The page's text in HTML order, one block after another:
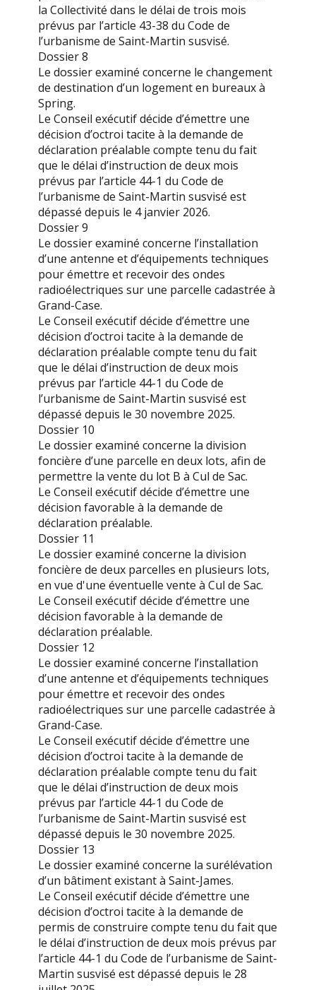
la Collectivité dans le délai de trois mois
prévus par l’article 43-38 du Code de
l’urbanisme de Saint-Martin susvisé.
Dossier 8
Le dossier examiné concerne le changement
de destination d’un logement en bureaux à
Spring.
Le Conseil exécutif décide d’émettre une
décision d’octroi tacite à la demande de
déclaration préalable compte tenu du fait
que le délai d’instruction de deux mois
prévus par l’article 44-1 du Code de
l’urbanisme de Saint-Martin susvisé est
dépassé depuis le 4 janvier 2026.
Dossier 9
Le dossier examiné concerne l’installation
d’une antenne et d’équipements techniques
pour émettre et recevoir des ondes
radioélectriques sur une parcelle cadastrée à
Grand-Case.
Le Conseil exécutif décide d’émettre une
décision d’octroi tacite à la demande de
déclaration préalable compte tenu du fait
que le délai d’instruction de deux mois
prévus par l’article 44-1 du Code de
l’urbanisme de Saint-Martin susvisé est
dépassé depuis le 30 novembre 2025.
Dossier 10
Le dossier examiné concerne la division
foncière d’une parcelle en deux lots, afin de
permettre la vente du lot B à Cul de Sac.
Le Conseil exécutif décide d’émettre une
décision favorable à la demande de
déclaration préalable.
Dossier 11
Le dossier examiné concerne la division
foncière de deux parcelles en plusieurs lots,
en vue d'une éventuelle vente à Cul de Sac.
Le Conseil exécutif décide d’émettre une
décision favorable à la demande de
déclaration préalable.
Dossier 12
Le dossier examiné concerne l’installation
d’une antenne et d’équipements techniques
pour émettre et recevoir des ondes
radioélectriques sur une parcelle cadastrée à
Grand-Case.
Le Conseil exécutif décide d’émettre une
décision d’octroi tacite à la demande de
déclaration préalable compte tenu du fait
que le délai d’instruction de deux mois
prévus par l’article 44-1 du Code de
l’urbanisme de Saint-Martin susvisé est
dépassé depuis le 30 novembre 2025.
Dossier 13
Le dossier examiné concerne la surélévation
d’un bâtiment existant à Saint-James.
Le Conseil exécutif décide d’émettre une
décision d’octroi tacite à la demande de
permis de construire compte tenu du fait que
le délai d’instruction de deux mois prévus par
l’article 44-1 du Code de l’urbanisme de Saint-
Martin susvisé est dépassé depuis le 28